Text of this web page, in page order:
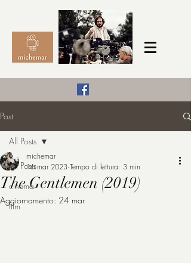
michemar
Post
All Posts
cinema
film
All Posts
The Gentlemen (2019)
michemar
16 mar 2023 Tempo di lettura: 3 min
Aggiornamento: 24 mar